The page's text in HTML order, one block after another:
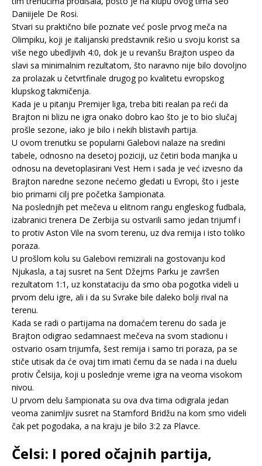
Daniijele De Rosi.
Stvari su praktično bile poznate već posle prvog meča na
Olimpiku, koji je italijanski predstavnik rešio u svoju korist sa
više nego ubedljivih 4:0, dok je u revanšu Brajton uspeo da
slavi sa minimalnim rezultatom, što naravno nije bilo dovoljno
za prolazak u četvrtfinale drugog po kvalitetu evropskog
klupskog takmičenja.
Kada je u pitanju Premijer liga, treba biti realan pa reći da
Brajton ni blizu ne igra onako dobro kao što je to bio slučaj
prošle sezone, iako je bilo i nekih blistavih partija.
U ovom trenutku se popularni Galebovi nalaze na sredini
tabele, odnosno na desetoj poziciji, uz četiri boda manjka u
odnosu na devetoplasirani Vest Hem i sada je već izvesno da
Brajton naredne sezone nećemo gledati u Evropi, što i jeste
bio primarni cilj pre početka šampionata.
Na poslednjih pet mečeva u elitnom rangu engleskog fudbala,
izabranici trenera De Zerbija su ostvarili samo jedan trijumf i
to protiv Aston Vile na svom terenu, uz dva remija i isto toliko
poraza.
U prošlom kolu su Galebovi remizirali na gostovanju kod
Njukasla, a taj susret na Sent Džejms Parku je završen
rezultatom 1:1, uz konstataciju da smo oba pogotka videli u
prvom delu igre, ali i da su Svrake bile daleko bolji rival na
terenu.
Kada se radi o partijama na domaćem terenu do sada je
Brajton odigrao sedamnaest mečeva na svom stadionu i
ostvario osam trijumfa, šest remija i samo tri poraza, pa se
stiče utisak da će ovaj tim imati čemu da se nada i na duelu
protiv Čelsija, koji u poslednje vreme igra na veoma visokom
nivou.
U prvom delu šampionata su ova dva tima odigrala jedan
veoma zanimljiv susret na Stamford Bridžu na kom smo videli
čak pet pogodaka, a na kraju je bilo 3:2 za Plavce.
Čelsi: I pored očajnih partija,